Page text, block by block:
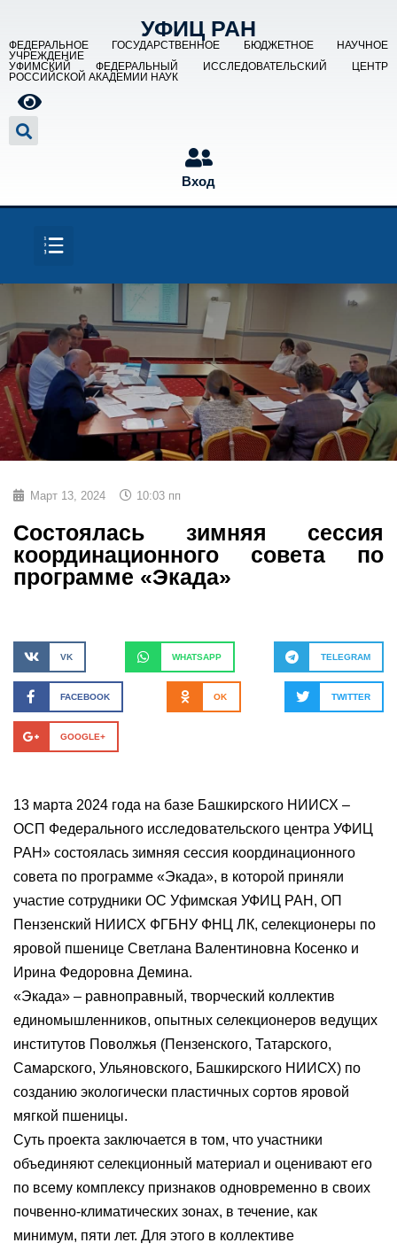
УФИЦ РАН
ФЕДЕРАЛЬНОЕ ГОСУДАРСТВЕННОЕ БЮДЖЕТНОЕ НАУЧНОЕ
УЧРЕЖДЕНИЕ
УФИМСКИЙ ФЕДЕРАЛЬНЫЙ ИССЛЕДОВАТЕЛЬСКИЙ ЦЕНТР
РОССИЙСКОЙ АКАДЕМИИ НАУК
Вход
Март 13, 2024 10:03 пп
Cостоялась зимняя сессия
координационного совета по
программе «Экада»
VK WHATSAPP TELEGRAM
FACEBOOK OK TWITTER
GOOGLE+
13 марта 2024 года на базе Башкирского НИИСХ –
ОСП Федерального исследовательского центра УФИЦ
РАН» состоялась зимняя сессия координационного
совета по программе «Экада», в которой приняли
участие сотрудники ОС Уфимская УФИЦ РАН, ОП
Пензенский НИИСХ ФГБНУ ФНЦ ЛК, селекционеры по
яровой пшенице Светлана Валентиновна Косенко и
Ирина Федоровна Демина.
«Экада» – равноправный, творческий коллектив
единомышленников, опытных селекционеров ведущих
институтов Поволжья (Пензенского, Татарского,
Самарского, Ульяновского, Башкирского НИИСХ) по
созданию экологически пластичных сортов яровой
мягкой пшеницы.
Суть проекта заключается в том, что участники
объединяют селекционный материал и оценивают его
по всему комплексу признаков одновременно в своих
почвенно-климатических зонах, в течение, как
минимум, пяти лет. Для этого в коллективе